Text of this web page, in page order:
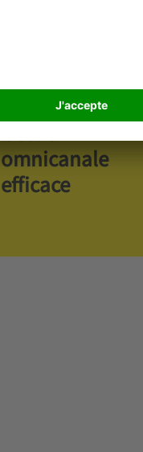
Carhartt WIP -
Gestion
omnicanale
efficace